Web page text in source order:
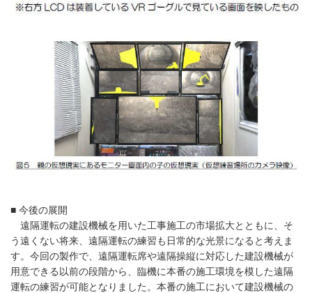
■ 今後の展開
遠隔運転の建設機械を用いた工事施工の市場拡大とともに、そ
う遠くない将来、遠隔運転の練習も日常的な光景になると考えま
す。今回の製作で、遠隔運転席や遠隔操縦に対応した建設機械が
用意できる以前の段階から、臨機に本番の施工環境を模した遠隔
運転の練習が可能となりました。本番の施工において建設機械の